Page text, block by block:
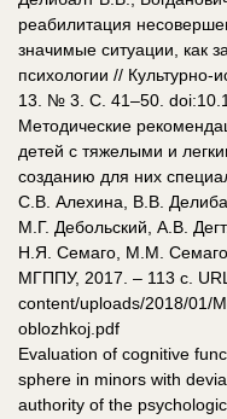
реабилитация
значимые ситуации, как
психологии // Культурно-
13. № 3. С. 41–50.
Методические
детей с тяжелыми и
созданию для них
С.В. Алехина, В.В.
М.Г. Дебольский, А.В.
Н.Я. Семаго, М.М.
МГППУ, 2017. – 113 с.
content/uploads/2018/01/
oblozhkoj.pdf
Evaluation of cognitive
sphere in minors with
authority of the